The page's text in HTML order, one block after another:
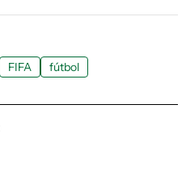
FIFA fútbol